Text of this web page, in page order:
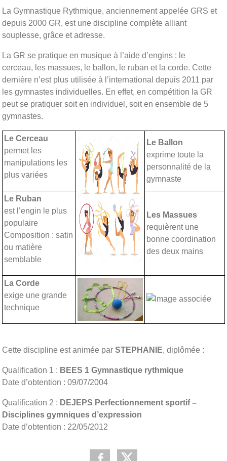
La Gymnastique Rythmique, anciennement appelée GRS et
depuis 2000 GR, est une discipline complète alliant
souplesse, grâce et adresse.
La GR se pratique en musique à l’aide d’engins : le
cerceau, les massues, le ballon, le ruban et la corde. Cette
dernière n’est plus utilisée à l’international depuis 2011 par
les gymnastes individuelles. En effet, en compétition la GR
peut se pratiquer soit en individuel, soit en ensemble de 5
gymnastes.
Le Cerceau
permet les
manipulations les
plus variées
Le Ballon
exprime toute la
personnalité de la
gymnaste
Le Ruban
est l’engin le plus
populaire
Composition : satin
ou matière
semblable
Les Massues
requièrent une
bonne coordination
des deux mains
La Corde
exige une grande
technique
Cette discipline est animée par STEPHANIE, diplômée :
Qualification 1 : BEES 1 Gymnastique rythmique
Date d’obtention : 09/07/2004
Qualification 2 : DEJEPS Perfectionnement sportif –
Disciplines gymniques d’expression
Date d’obtention : 22/05/2012